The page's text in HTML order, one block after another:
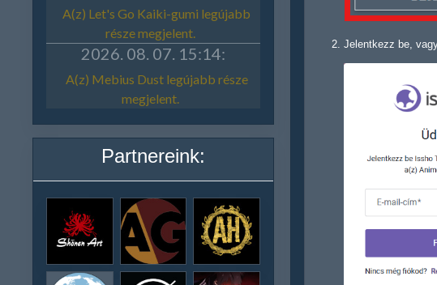
Partnereink:
Jelentkezz be,